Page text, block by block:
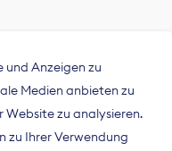
und Anzeigen zu
Medien anbieten zu
Website zu analysieren.
zu Ihrer Verwendung